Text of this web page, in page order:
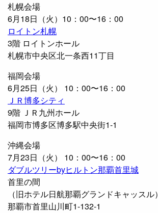
札幌会場
6月18日（火）10：00〜16：00
ロイトン札幌
3階 ロイトンホール
札幌市中央区北一条西11丁目
福岡会場
6月25日（火） 10：00〜16：00
ＪＲ博多シティ
9階 ＪＲ九州ホール
福岡市博多区博多駅中央街1-1
沖縄会場
7月23日（火） 10：00〜16：00
ダブルツリーbyヒルトン那覇首里城
首里の間
（旧ホテル日航那覇グランドキャッスル）
那覇市首里山川町1-132-1